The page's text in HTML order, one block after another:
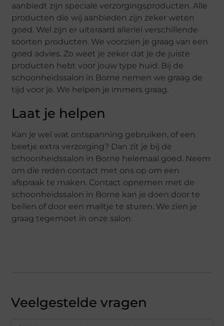
aanbiedt zijn speciale verzorgingsproducten. Alle
producten die wij aanbieden zijn zeker weten
goed. Wel zijn er uiteraard allerlei verschillende
soorten producten. We voorzien je graag van een
goed advies. Zo weet je zeker dat je de juiste
producten hebt voor jouw type huid. Bij de
schoonheidssalon in Borne nemen we graag de
tijd voor je. We helpen je immers graag.
Laat je helpen
Kan je wel wat ontspanning gebruiken, of een
beetje extra verzorging? Dan zit je bij de
schoonheidssalon in Borne helemaal goed. Neem
om die reden contact met ons op om een
afspraak te maken. Contact opnemen met de
schoonheidssalon in Borne kan je doen door te
bellen of door een mailtje te sturen. We zien je
graag tegemoet in onze salon.
Veelgestelde vragen